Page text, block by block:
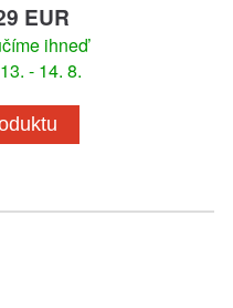
EUR
ihneď
- 14. 8.